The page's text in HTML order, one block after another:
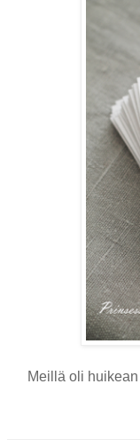
Meillä oli